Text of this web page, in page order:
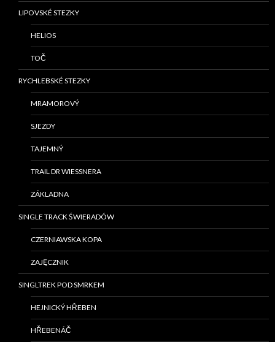
LIPOVSKÉ STEZKY
HELIOS
TOČ
RYCHLEBSKÉ STEZKY
MRAMOROVÝ
SJEZDY
TAJEMNÝ
TRAIL DR WIESSNERA
ZÁKLADNA
SINGLE TRACK ŚWIERADÓW
CZERNIAWSKA KOPA
ZAJĘCZNIK
SINGLTREK POD SMRKEM
HEJNICKÝ HŘEBEN
HŘEBENÁČ